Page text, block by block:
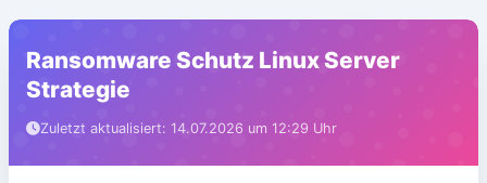
Ransomware Schutz Linux Server
Strategie
Zuletzt aktualisiert: 14.07.2026 um 12:29 Uhr
Enjix
Was macht die Enjyn Gruppe?
Kostenlose Tools
Website erstellen lassen
App entwickeln lassen Kontakt aufnehmen